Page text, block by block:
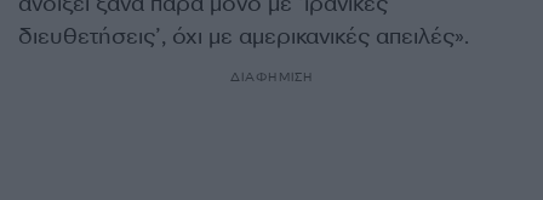
διευθετήσεις’, όχι με αμερικανικές απειλές».
ΔΙΑΦΗΜΙΣΗ